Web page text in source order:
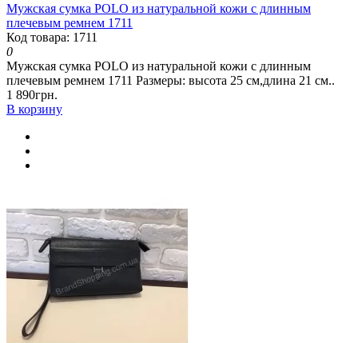
Мужская сумка POLO из натуральной кожи с длинным
плечевым ремнем 1711
Код товара: 1711
0
Мужская сумка POLO из натуральной кожи с длинным
плечевым ремнем 1711 Размеры: высота 25 см,длина 21 см..
1 890грн.
В корзину